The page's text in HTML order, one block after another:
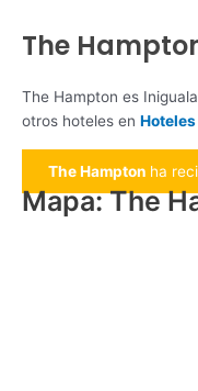
The
The Hampton es
otros hoteles en
The Hampton ha
Mapa: The